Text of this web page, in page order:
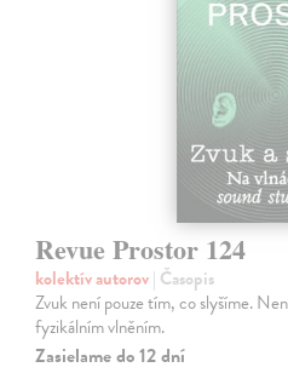
Revue Prostor 124
kolektív autorov| Časopis
Zvuk není pouze tím, co slyšíme.
fyzikálním vlněním.
Zasielame do 12 dní